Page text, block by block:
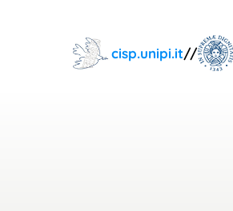
cisp.unipi.it//